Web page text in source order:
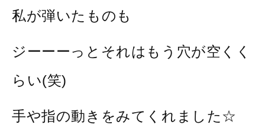
私が弾いたものも
ジーーーっとそれはもう穴が空くく
らい(笑)
手や指の動きをみてくれました☆